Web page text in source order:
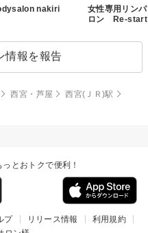
nakiri
女性専用リン
ロン Re-start
情報を報告
西宮・芦屋
西宮(ＪＲ)駅
とおトクで便利！
プ リリース情報
利用規約